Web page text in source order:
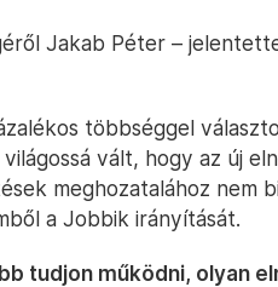
Jakab Péter –
többséggel
vált, hogy az új
meghozatalához nem
a Jobbik irányítását.
tudjon működni, olyan